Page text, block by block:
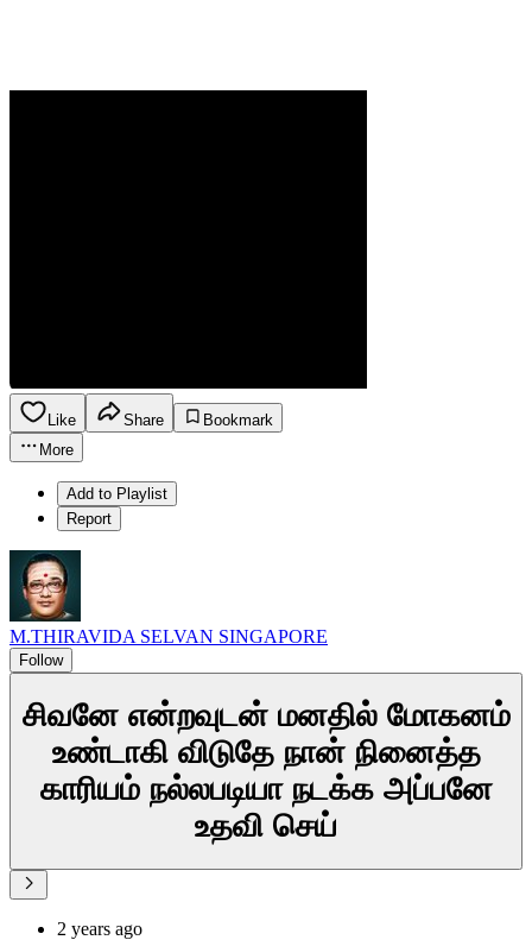
Like Share
Bookmark
More
Add to Playlist
Report
M.THIRAVIDA SELVAN SINGAPORE
Follow
சிவனே என்றவுடன் மனதில் மோகனம்
உண்டாகி விடுதே நான் நினைத்த
காரியம் நல்லபடியா நடக்க அப்பனே
உதவி செய்
2 years ago